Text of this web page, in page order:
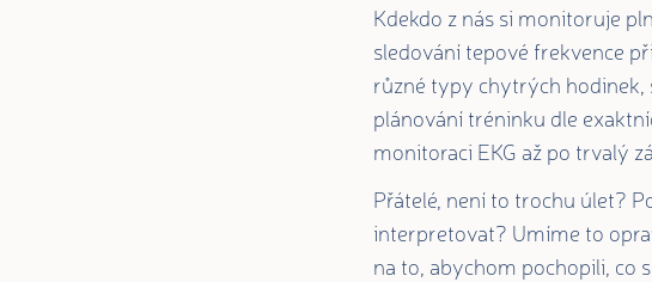
Kdekdo z nás si monitoruje
sledování tepové frekvence
různé typy chytrých hodinek,
plánování tréninku dle
monitoraci EKG až po trvalý
Přátelé, není to trochu úlet?
interpretovat? Umíme to
na to, abychom pochopili, co